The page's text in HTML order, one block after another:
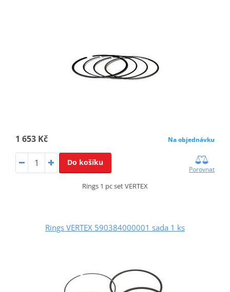
1 653 Kč Na objednávku
Do košíku
Porovnat
Rings 1 pc set VERTEX
Rings VERTEX 590384000001 sada 1 ks